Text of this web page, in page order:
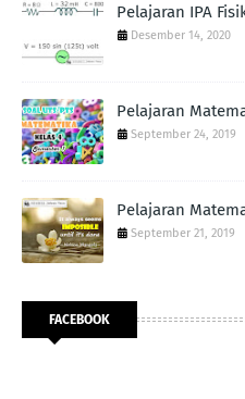
Pelajaran IPA
Desember 14, 2020
Pelajaran
September 24, 2019
Pelajaran
September 21, 2019
FACEBOOK